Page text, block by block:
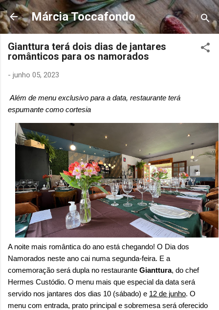
Pular para o conteúdo principal
Márcia Toccafondo
Gianttura terá dois dias de jantares
românticos para os namorados
- junho 05, 2023
Além de menu exclusivo para a data, restaurante terá
espumante como cortesia
A noite mais romântica do ano está chegando! O Dia dos
Namorados neste ano cai numa segunda-feira. E a
comemoração será dupla no restaurante Gianttura, do chef
Hermes Custódio. O menu mais que especial da data será
servido nos jantares dos dias 10 (sábado) e 12 de junho. O
menu com entrada, prato principal e sobremesa será oferecido